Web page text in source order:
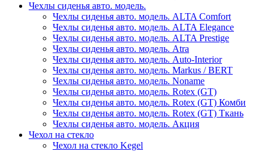
Чехлы сиденья авто. модель.
Чехлы сиденья авто. модель. ALTA Comfort
Чехлы сиденья авто. модель. ALTA Elegance
Чехлы сиденья авто. модель. ALTA Prestige
Чехлы сиденья авто. модель. Atra
Чехлы сиденья авто. модель. Auto-Interior
Чехлы сиденья авто. модель. Markus / BERT
Чехлы сиденья авто. модель. Noname
Чехлы сиденья авто. модель. Rotex (GT)
Чехлы сиденья авто. модель. Rotex (GT) Комби
Чехлы сиденья авто. модель. Rotex (GT) Ткань
Чехлы сиденья авто. модель. Акция
Чехол на стекло
Чехол на стекло Kegel